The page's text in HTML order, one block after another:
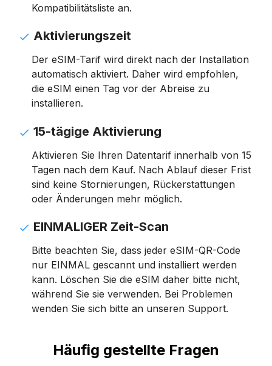
Kompatibilitätsliste an.
Aktivierungszeit
Der eSIM-Tarif wird direkt nach der Installation
automatisch aktiviert. Daher wird empfohlen,
die eSIM einen Tag vor der Abreise zu
installieren.
15-tägige Aktivierung
Aktivieren Sie Ihren Datentarif innerhalb von 15
Tagen nach dem Kauf. Nach Ablauf dieser Frist
sind keine Stornierungen, Rückerstattungen
oder Änderungen mehr möglich.
EINMALIGER Zeit-Scan
Bitte beachten Sie, dass jeder eSIM-QR-Code
nur EINMAL gescannt und installiert werden
kann. Löschen Sie die eSIM daher bitte nicht,
während Sie sie verwenden. Bei Problemen
wenden Sie sich bitte an unseren Support.
Häufig gestellte Fragen